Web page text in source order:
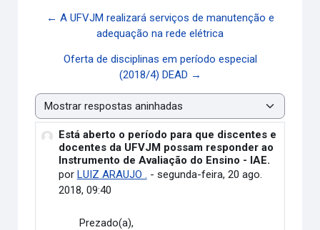
← A UFVJM realizará serviços de manutenção e
adequação na rede elétrica
Oferta de disciplinas em período especial
(2018/4) DEAD →
Modo de visualização
Está aberto o período para que discentes e
docentes da UFVJM possam responder ao
Instrumento de Avaliação do Ensino - IAE.
por LUIZ ARAUJO . - segunda-feira, 20 ago.
2018, 09:40
Número de respostas: 0
Prezado(a),